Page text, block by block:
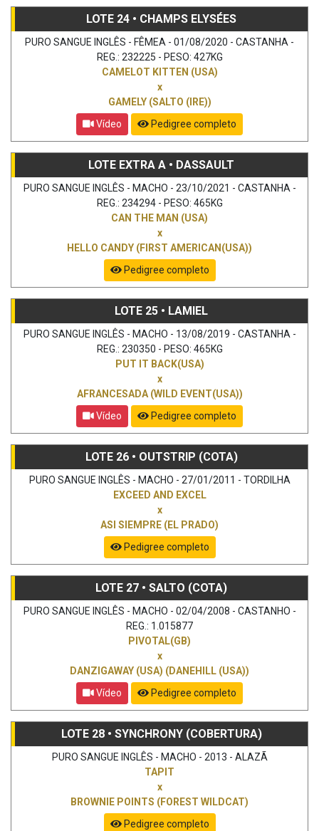
LOTE 24 • CHAMPS ELYSÉES
PURO SANGUE INGLÊS - FÊMEA - 01/08/2020 - CASTANHA -
REG.: 232225 - PESO: 427KG
CAMELOT KITTEN (USA)
x
GAMELY (SALTO (IRE))
Vídeo
Pedigree completo
LOTE EXTRA A • DASSAULT
PURO SANGUE INGLÊS - MACHO - 23/10/2021 - CASTANHA -
REG.: 234294 - PESO: 465KG
CAN THE MAN (USA)
x
HELLO CANDY (FIRST AMERICAN(USA))
Pedigree completo
LOTE 25 • LAMIEL
PURO SANGUE INGLÊS - MACHO - 13/08/2019 - CASTANHA -
REG.: 230350 - PESO: 465KG
PUT IT BACK(USA)
x
AFRANCESADA (WILD EVENT(USA))
Vídeo
Pedigree completo
LOTE 26 • OUTSTRIP (COTA)
PURO SANGUE INGLÊS - MACHO - 27/01/2011 - TORDILHA
EXCEED AND EXCEL
x
ASI SIEMPRE (EL PRADO)
Pedigree completo
LOTE 27 • SALTO (COTA)
PURO SANGUE INGLÊS - MACHO - 02/04/2008 - CASTANHO -
REG.: 1.015877
PIVOTAL(GB)
x
DANZIGAWAY (USA) (DANEHILL (USA))
Vídeo
Pedigree completo
LOTE 28 • SYNCHRONY (COBERTURA)
PURO SANGUE INGLÊS - MACHO - 2013 - ALAZÃ
TAPIT
x
BROWNIE POINTS (FOREST WILDCAT)
Pedigree completo